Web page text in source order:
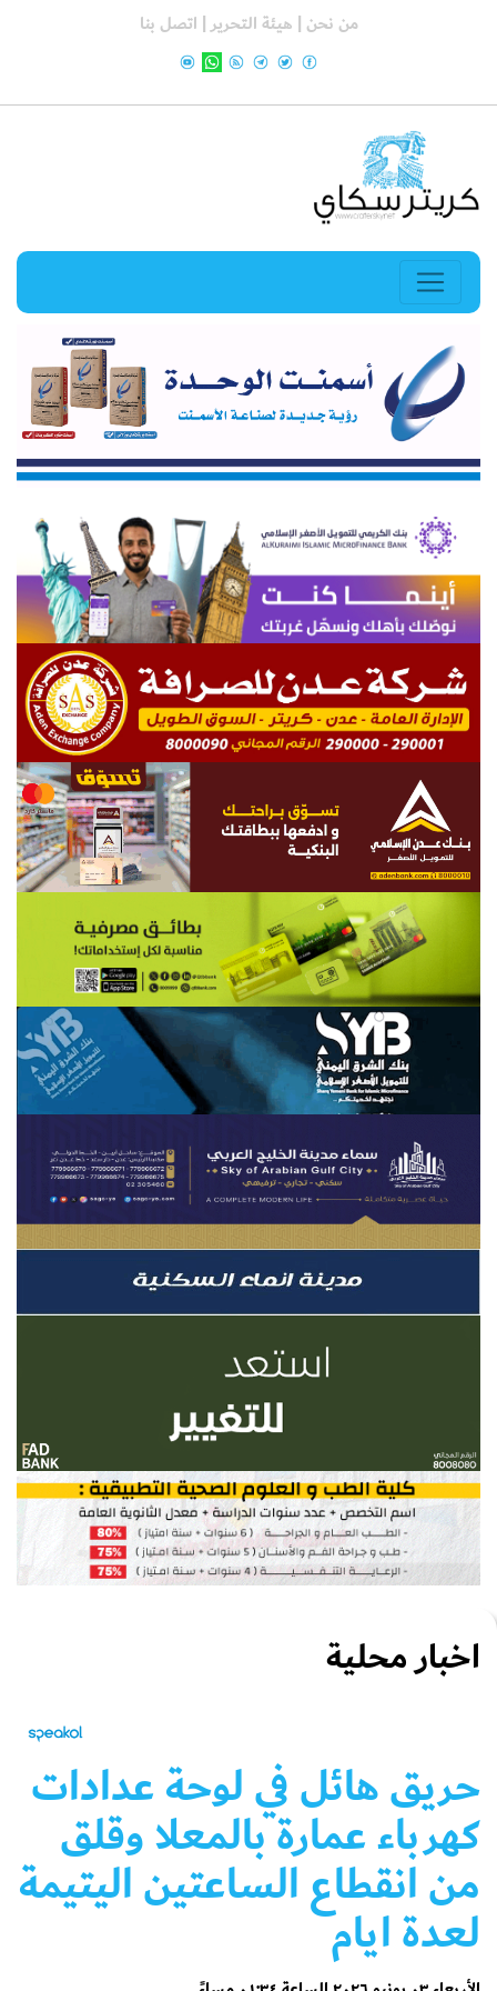
من نحن | هيئة التحرير | اتصل بنا
اخبار محلية
حريق هائل في لوحة عدادات
كهرباء عمارة بالمعلا وقلق
من انقطاع الساعتين اليتيمة
لعدة ايام